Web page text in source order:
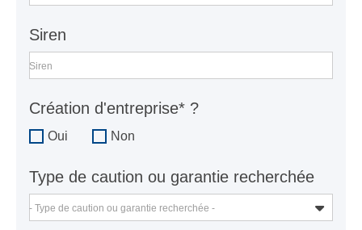
Siren
Siren
Création d'entreprise* ?
Oui Non
Type de caution ou garantie recherchée
- Type de caution ou garantie recherchée -